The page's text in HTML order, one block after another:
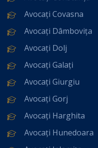
Avocați Covasna
Avocați Dâmbovița
Avocați Dolj
Avocați Galați
Avocați Giurgiu
Avocați Gorj
Avocați Harghita
Avocați Hunedoara